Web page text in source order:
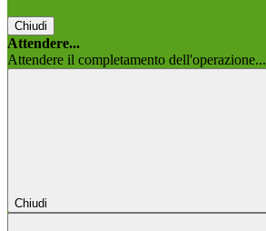
Chiudi
Attendere...
Attendere il completamento dell'operazione...
Chiudi